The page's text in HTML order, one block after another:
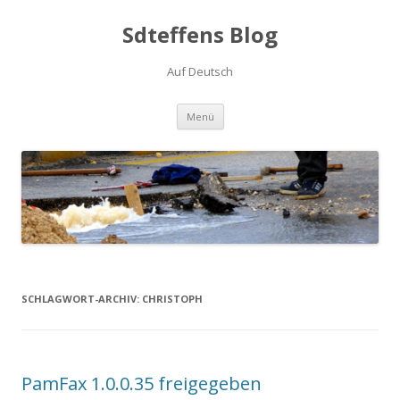
Sdteffens Blog
Auf Deutsch
Menü Zum Inhalt springen
SCHLAGWORT-ARCHIV: CHRISTOPH
PamFax 1.0.0.35 freigegeben